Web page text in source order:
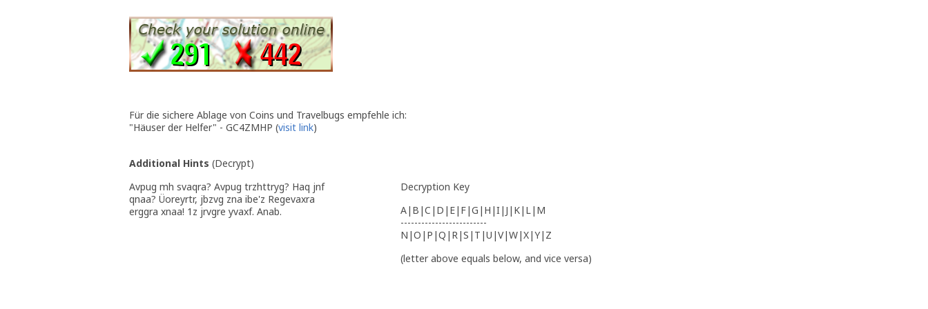
Für die sichere Ablage von Coins und Travelbugs empfehle ich:
"Häuser der Helfer" - GC4ZMHP (visit link)
Additional Hints (Decrypt)
Avpug mh svaqra? Avpug trzhttryg? Haq jnf
qnaa? Üoreyrtr, jbzvg zna ibe'z Regevaxra
erggra xnaa! 1z jrvgre yvaxf. Anab.
Decryption Key
A|B|C|D|E|F|G|H|I|J|K|L|M
-------------------------
N|O|P|Q|R|S|T|U|V|W|X|Y|Z
(letter above equals below, and vice versa)